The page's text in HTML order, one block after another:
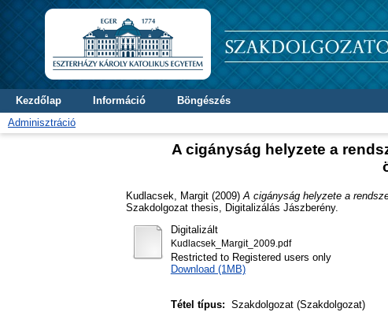
Kezdőlap Információ
Böngészés
Adminisztráció
A cigányság helyzete a
Kudlacsek, Margit (2009) A cigányság helyzete a
Szakdolgozat thesis, Digitalizálás Jászberény.
Digitalizált
Kudlacsek_Margit_2009.pdf
Restricted to Registered users only
Download (1MB)
Tétel típus: Szakdolgozat (Szakdolgozat)